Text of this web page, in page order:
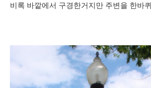
비록 바깥에서 구경한거지만 주변을 한바